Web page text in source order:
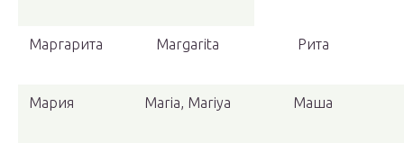
Маргарита Margarita Рита
Мария Maria, Mariya Маша